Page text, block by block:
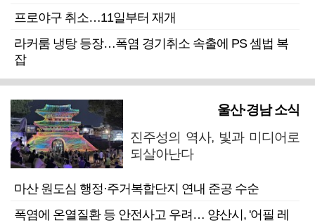
프로야구 취소…11일부터 재개
라커룸 냉탕 등장…폭염 경기취소 속출에 PS 셈법 복
잡
울산·경남 소식
진주성의 역사, 빛과 미디어로
되살아난다
마산 원도심 행정·주거복합단지 연내 준공 수순
폭염에 온열질환 등 안전사고 우려… 양산시, '어필 레